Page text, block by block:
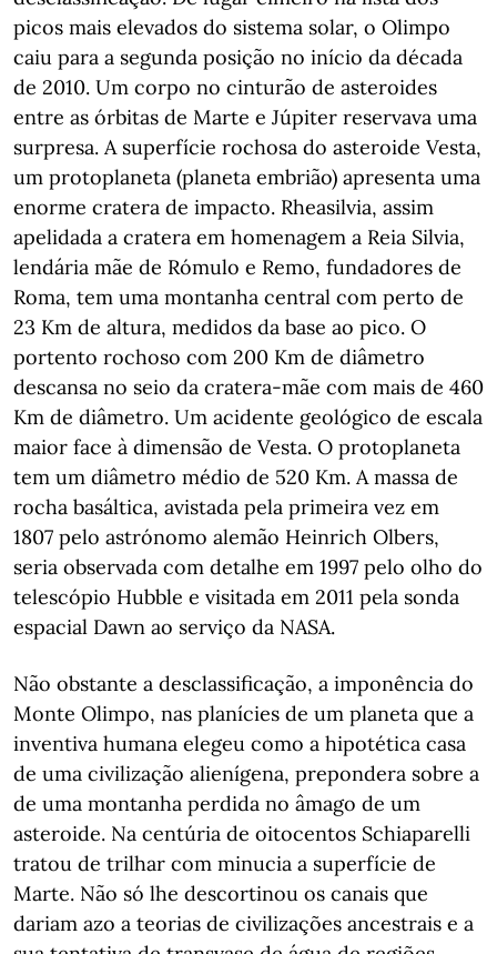
picos mais elevados do sistema solar, o Olimpo
caiu para a segunda posição no início da década
de 2010. Um corpo no cinturão de asteroides
entre as órbitas de Marte e Júpiter reservava uma
surpresa. A superfície rochosa do asteroide Vesta,
um protoplaneta (planeta embrião) apresenta uma
enorme cratera de impacto. Rheasilvia, assim
apelidada a cratera em homenagem a Reia Silvia,
lendária mãe de Rómulo e Remo, fundadores de
Roma, tem uma montanha central com perto de
23 Km de altura, medidos da base ao pico. O
portento rochoso com 200 Km de diâmetro
descansa no seio da cratera-mãe com mais de 460
Km de diâmetro. Um acidente geológico de escala
maior face à dimensão de Vesta. O protoplaneta
tem um diâmetro médio de 520 Km. A massa de
rocha basáltica, avistada pela primeira vez em
1807 pelo astrónomo alemão Heinrich Olbers,
seria observada com detalhe em 1997 pelo olho do
telescópio Hubble e visitada em 2011 pela sonda
espacial Dawn ao serviço da NASA.
Não obstante a desclassificação, a imponência do
Monte Olimpo, nas planícies de um planeta que a
inventiva humana elegeu como a hipotética casa
de uma civilização alienígena, prepondera sobre a
de uma montanha perdida no âmago de um
asteroide. Na centúria de oitocentos Schiaparelli
tratou de trilhar com minucia a superfície de
Marte. Não só lhe descortinou os canais que
dariam azo a teorias de civilizações ancestrais e a